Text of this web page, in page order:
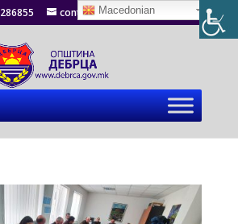
contact@debrca.gov.mk
Macedonian